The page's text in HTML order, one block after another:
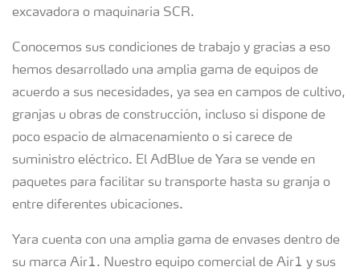
excavadora o maquinaria SCR.
Conocemos sus condiciones de trabajo y gracias a eso
hemos desarrollado una amplia gama de equipos de
acuerdo a sus necesidades, ya sea en campos de cultivo,
granjas u obras de construcción, incluso si dispone de
poco espacio de almacenamiento o si carece de
suministro eléctrico. El AdBlue de Yara se vende en
paquetes para facilitar su transporte hasta su granja o
entre diferentes ubicaciones.
Yara cuenta con una amplia gama de envases dentro de
su marca Air1. Nuestro equipo comercial de Air1 y sus